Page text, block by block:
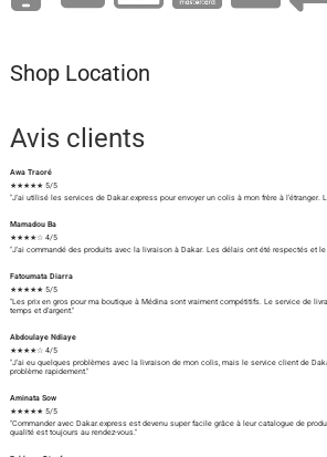
Shop Location
Avis clients
Awa Traoré
★★★★★ 5/5
"J'ai utilisé les services de Dakar.express pour envoyer un colis à mon frère à l'étranger.
Mamadou Ba
★★★★☆ 4/5
"J'ai commandé des produits avec la livraison à Dakar. Les délais ont été respectés et
Fatoumata Diarra
★★★★★ 5/5
"Les prix en gros pour ma boutique à Médina sont vraiment compétitifs. Le service de
temps et d'argent."
Abdoulaye Ndiaye
★★★★☆ 4/5
"J'ai eu quelques problèmes avec la livraison de mon colis, mais le service client de
problème rapidement."
Aminata Sow
★★★★★ 5/5
"Commander avec Dakar.express est devenu super facile grâce à leur catalogue de
qualité est toujours au rendez-vous."